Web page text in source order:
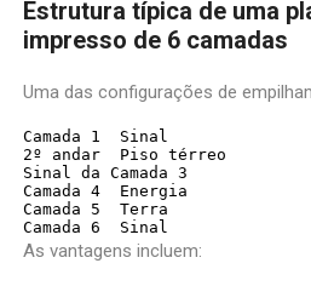
Estrutura típica de uma
impresso de 6 camadas
Uma das configurações de
Camada 1  Sinal
2º andar  Piso térreo
Sinal da Camada 3
Camada 4  Energia
Camada 5  Terra
Camada 6  Sinal
As vantagens incluem: